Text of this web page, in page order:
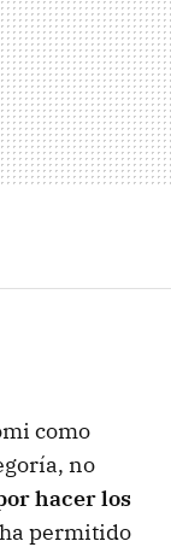
como
no
hacer los
permitido